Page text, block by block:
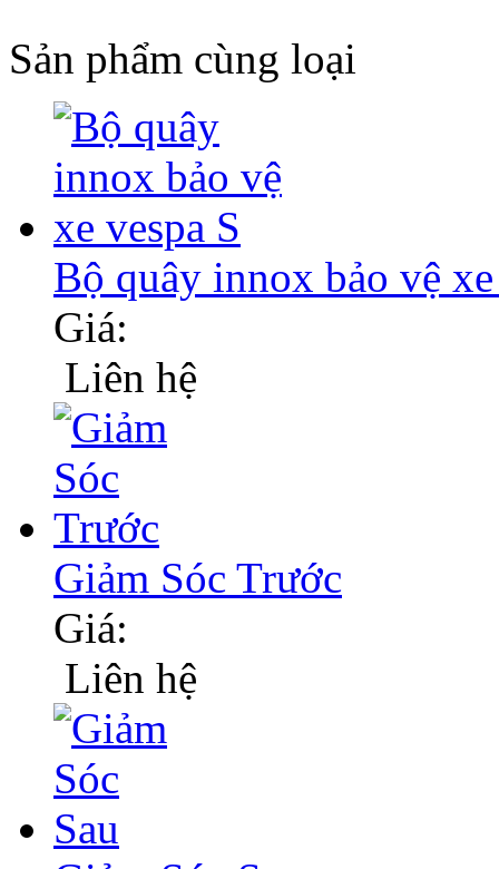
Sản phẩm cùng loại
Bộ quây innox bảo vệ xe
Giá:
Liên hệ
Giảm Sóc Trước
Giá:
Liên hệ